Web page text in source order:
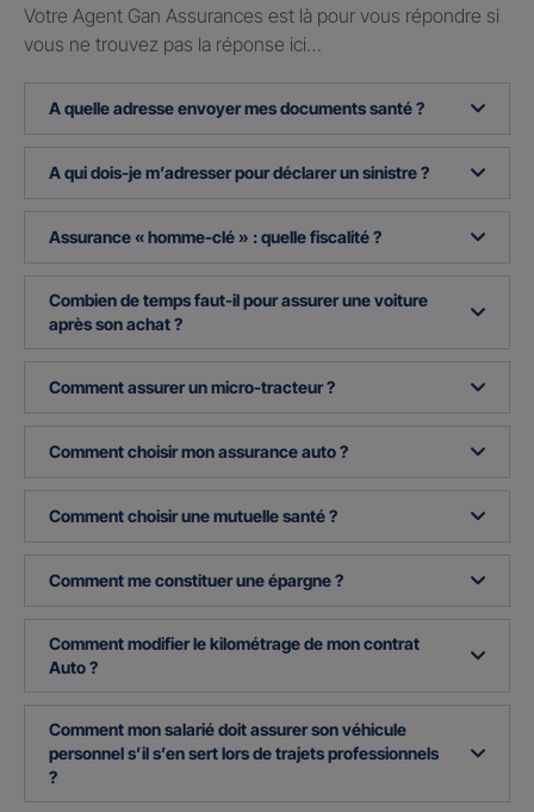
Votre Agent Gan Assurances est là pour vous répondre si
vous ne trouvez pas la réponse ici…
A quelle adresse envoyer mes documents santé ?
A qui dois-je m’adresser pour déclarer un sinistre ?
Assurance « homme-clé » : quelle fiscalité ?
Combien de temps faut-il pour assurer une voiture
après son achat ?
Comment assurer un micro-tracteur ?
Comment choisir mon assurance auto ?
Comment choisir une mutuelle santé ?
Comment me constituer une épargne ?
Comment modifier le kilométrage de mon contrat
Auto ?
Comment mon salarié doit assurer son véhicule
personnel s’il s’en sert lors de trajets professionnels
?